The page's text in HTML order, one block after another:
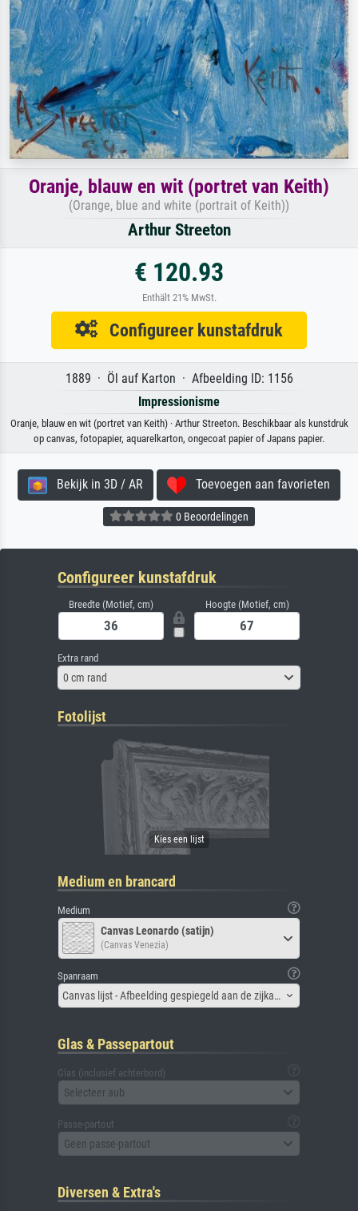
Oranje, blauw en wit (portret van Keith)
(Orange, blue and white (portrait of Keith))
Arthur Streeton
€ 120.93
Enthält 21% MwSt.
Configureer kunstafdruk
1889 · Öl auf Karton · Afbeelding ID: 1156
Impressionisme
Oranje, blauw en wit (portret van Keith) · Arthur Streeton. Beschikbaar als kunstdruk
op canvas, fotopapier, aquarelkarton, ongecoat papier of Japans papier.
Bekijk in 3D / AR Toevoegen aan favorieten
0 Beoordelingen
Configureer kunstafdruk
Breedte (Motief, cm) Hoogte (Motief, cm)
Extra rand
0 cm rand
Fotolijst
Medium en brancard
Medium
Canvas Leonardo (satijn)
(Canvas Venezia)
Spanraam
Canvas lijst - Afbeelding gespiegeld aan de zijkant
Glas & Passepartout
Glas (inclusief achterbord)
Selecteer aub
Passe-partout
Geen passe-partout
Diversen & Extra's